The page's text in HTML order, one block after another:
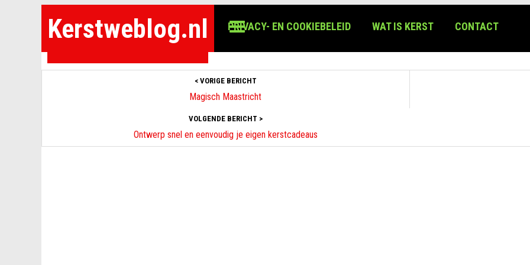
Kerstweblog.nl PRIVACY- EN COOKIEBELEID WAT IS KERST CONTACT
< VORIGE BERICHT
Magisch Maastricht
VOLGENDE BERICHT >
Ontwerp snel en eenvoudig je eigen kerstcadeaus